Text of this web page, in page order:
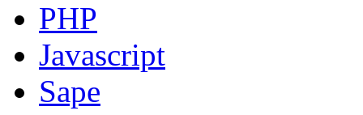
PHP
Javascript
Sape